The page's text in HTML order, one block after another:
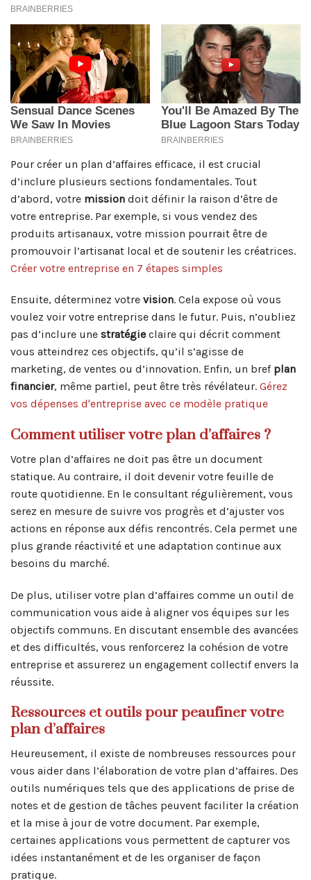
Pour créer un plan d’affaires efficace, il est crucial
d’inclure plusieurs sections fondamentales. Tout
d’abord, votre mission doit définir la raison d’être de
votre entreprise. Par exemple, si vous vendez des
produits artisanaux, votre mission pourrait être de
promouvoir l’artisanat local et de soutenir les créatrices.
Créer votre entreprise en 7 étapes simples
Ensuite, déterminez votre vision. Cela expose où vous
voulez voir votre entreprise dans le futur. Puis, n’oubliez
pas d’inclure une stratégie claire qui décrit comment
vous atteindrez ces objectifs, qu’il s’agisse de
marketing, de ventes ou d’innovation. Enfin, un bref plan
financier, même partiel, peut être très révélateur. Gérez
vos dépenses d'entreprise avec ce modèle pratique
Comment utiliser votre plan d’affaires ?
Votre plan d’affaires ne doit pas être un document
statique. Au contraire, il doit devenir votre feuille de
route quotidienne. En le consultant régulièrement, vous
serez en mesure de suivre vos progrès et d’ajuster vos
actions en réponse aux défis rencontrés. Cela permet une
plus grande réactivité et une adaptation continue aux
besoins du marché.
De plus, utiliser votre plan d’affaires comme un outil de
communication vous aide à aligner vos équipes sur les
objectifs communs. En discutant ensemble des avancées
et des difficultés, vous renforcerez la cohésion de votre
entreprise et assurerez un engagement collectif envers la
réussite.
Ressources et outils pour peaufiner votre
plan d’affaires
Heureusement, il existe de nombreuses ressources pour
vous aider dans l’élaboration de votre plan d’affaires. Des
outils numériques tels que des applications de prise de
notes et de gestion de tâches peuvent faciliter la création
et la mise à jour de votre document. Par exemple,
certaines applications vous permettent de capturer vos
idées instantanément et de les organiser de façon
pratique.